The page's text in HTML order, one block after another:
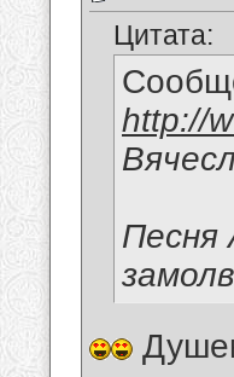
Цитата:
http://
Песня